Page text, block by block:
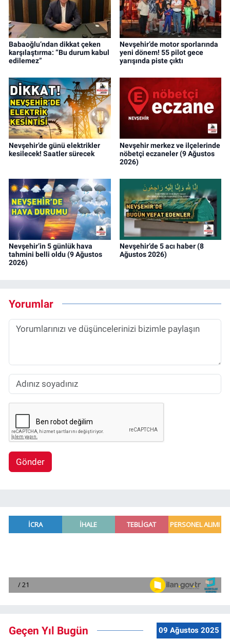
Babaoğlu’ndan dikkat çeken
karşılaştırma: “Bu durum kabul
edilemez”
Nevşehir’de motor sporlarında
yeni dönem! 55 pilot gece
yarışında piste çıktı
Nevşehir’de günü elektrikler
kesilecek! Saatler sürecek
Nevşehir merkez ve ilçelerinde
nöbetçi eczaneler (9 Ağustos
2026)
Nevşehir’in 5 günlük hava
tahmini belli oldu (9 Ağustos
2026)
Nevşehir’de 5 acı haber (8
Ağustos 2026)
Yorumlar
Gönder
Geçen Yıl Bugün 09 Ağustos 2025